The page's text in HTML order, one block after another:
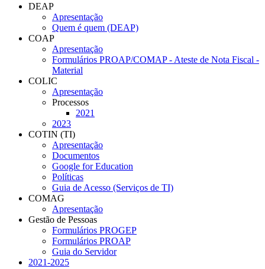
DEAP
Apresentação
Quem é quem (DEAP)
COAP
Apresentação
Formulários PROAP/COMAP - Ateste de Nota Fiscal -
Material
COLIC
Apresentação
Processos
2021
2023
COTIN (TI)
Apresentação
Documentos
Google for Education
Políticas
Guia de Acesso (Serviços de TI)
COMAG
Apresentação
Gestão de Pessoas
Formulários PROGEP
Formulários PROAP
Guia do Servidor
2021-2025